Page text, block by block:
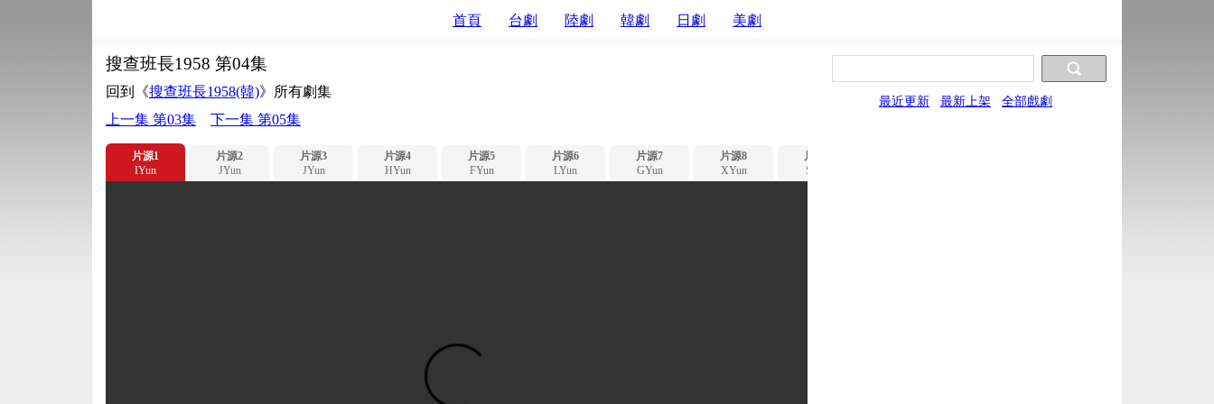
首頁 台劇 陸劇 韓劇 日劇 美劇
最近更新 最新上架 全部戲劇
搜查班長1958 第04集
回到《搜查班長1958(韓)》所有劇集
上一集 第03集
下一集 第05集
片源1
IYun
片源2
JYun
片源3
JYun
片源4
HYun
片源5
FYun
片源6
LYun
片源7
GYun
片源8
XYun
片源9
SYun